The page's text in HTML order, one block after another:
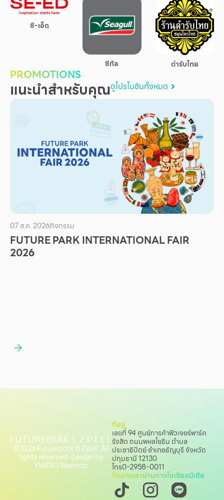
สำหรับนักท่องเที่ยว
เพื่อสังคม
ฟิวเจอร์ซิตี้
ผู้เช่าพื้นที่
ร่วมงานกับเรา
สิทธิประโยชน์ที่ฟิวเจอร์พาร์ค
ซี-เอ็ด
ซีกัล ตำรับไทย
PROMOTIONS
แนะนำสำหรับคุณดูโปรโมชันทั้งหมด
07 ส.ค. 2026กิจกรรม
FUTURE PARK INTERNATIONAL FAIR
2026
ที่อยู่
เลขที่ 94 ศูนย์การค้าฟิวเจอร์พาร์ค
รังสิต ถนนพหลโยธิน ตำบล
ประชาธิปัตย์ อำเภอธัญบุรี จังหวัด
ปทุมธานี 12130
โทร0-2958-0011
ติดตามเราผ่านทางโซเชียลมีเดีย
©2026 Futurepark & Zpell. All
rights reserved. Design by
YWDS| Sitemap